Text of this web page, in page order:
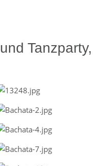
Tanzparty,